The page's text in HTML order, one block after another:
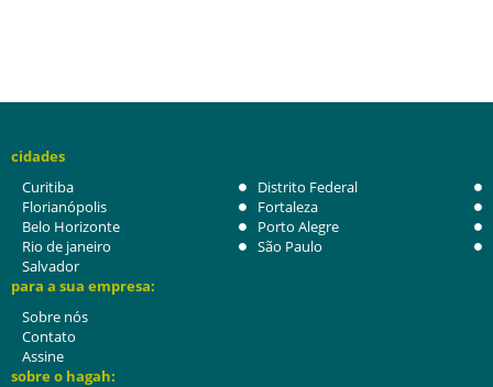
cidades
Curitiba
Distrito Federal
Florianópolis
Fortaleza
Belo Horizonte
Porto Alegre
Rio de janeiro
São Paulo
Salvador
para a sua empresa:
Sobre nós
Contato
Assine
sobre o hagah: